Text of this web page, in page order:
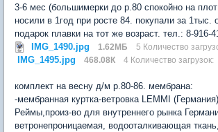
3-6 мес (большимерки до р.80 спокойно на
носили в 1год при росте 84. покупали за 1тыс.
подарок плавки на тот же возраст. тел.: 8-916-
IMG_1490.jpg
1.62МБ 5 Количество
IMG_1495.jpg 468.08К 4 Количество загрузок:
комплект на весну д/м р.80-86. мембрана:
-мембранная куртка-ветровка LEMMI
Реймы,произ-во для внутреннего рынка
ветронепроницаемая, водооталкивающая